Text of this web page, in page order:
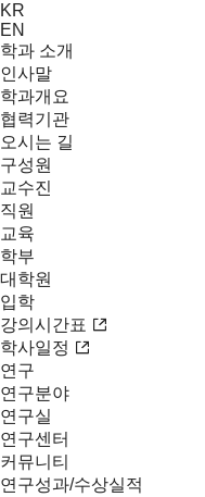
Menu
KR
EN
학과 소개
인사말
학과개요
협력기관
오시는 길
구성원
교수진
직원
교육
학부
대학원
입학
강의시간표
학사일정
연구
연구분야
연구실
연구센터
커뮤니티
연구성과/수상실적